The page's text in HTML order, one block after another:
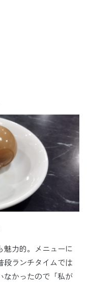
魅力的。メニューに
段ランチタイムでは
なかったので「私が